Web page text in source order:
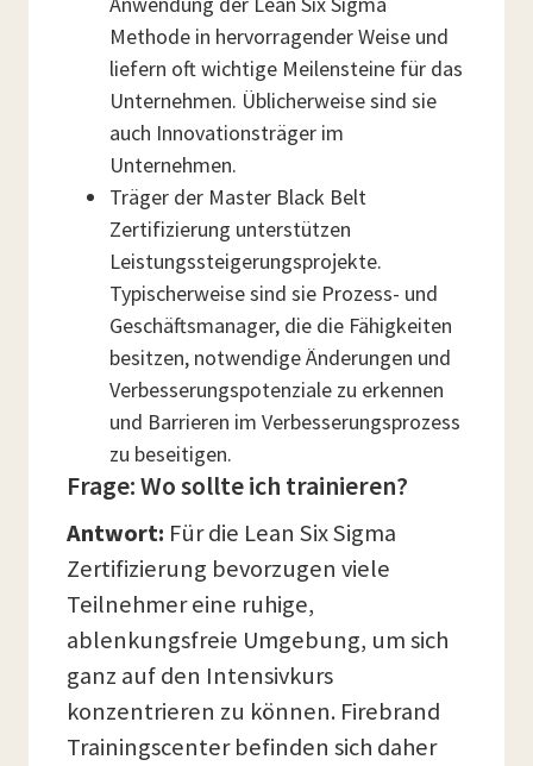
Methode in hervorragender Weise und
liefern oft wichtige Meilensteine für das
Unternehmen. Üblicherweise sind sie
auch Innovationsträger im
Unternehmen.
Träger der Master Black Belt
Zertifizierung unterstützen
Leistungssteigerungsprojekte.
Typischerweise sind sie Prozess- und
Geschäftsmanager, die die Fähigkeiten
besitzen, notwendige Änderungen und
Verbesserungspotenziale zu erkennen
und Barrieren im Verbesserungsprozess
zu beseitigen.
Frage: Wo sollte ich trainieren?
Antwort: Für die Lean Six Sigma
Zertifizierung bevorzugen viele
Teilnehmer eine ruhige,
ablenkungsfreie Umgebung, um sich
ganz auf den Intensivkurs
konzentrieren zu können. Firebrand
Trainingscenter befinden sich daher